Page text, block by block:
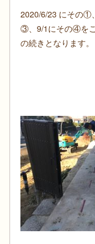
2020/6/23 にその①
③、9/1にその④を
の続きとなります。